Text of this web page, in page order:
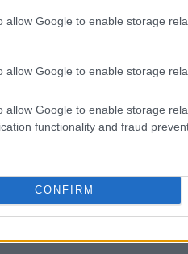
allow Google to enable storage
allow Google to enable storage
allow Google to enable storage
functionality and fraud
CONFIRM
no mundo e sua base
a excelente seção de
criptografia.